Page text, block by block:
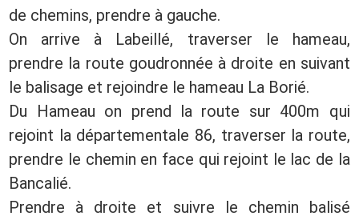
de chemins, prendre à gauche.
On arrive à Labeillé, traverser le hameau,
prendre la route goudronnée à droite en suivant
le balisage et rejoindre le hameau La Borié.
Du Hameau on prend la route sur 400m qui
rejoint la départementale 86, traverser la route,
prendre le chemin en face qui rejoint le lac de la
Bancalié.
Prendre à droite et suivre le chemin balisé